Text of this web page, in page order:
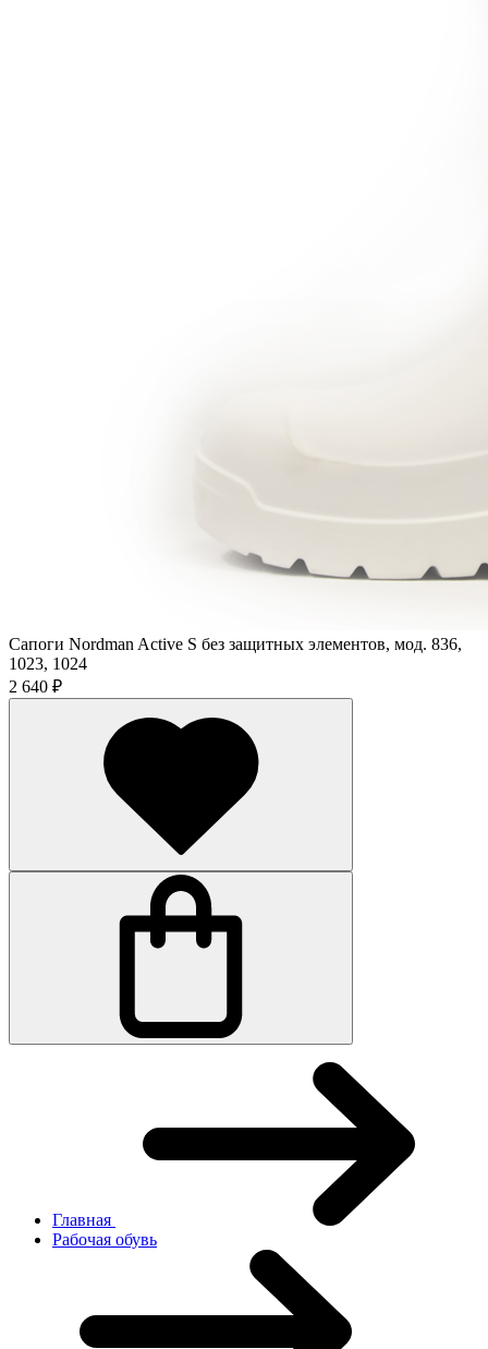
Сапоги Nordman Active S без защитных элементов, мод. 836,
1023, 1024
2 640 ₽
Главная
Рабочая обувь